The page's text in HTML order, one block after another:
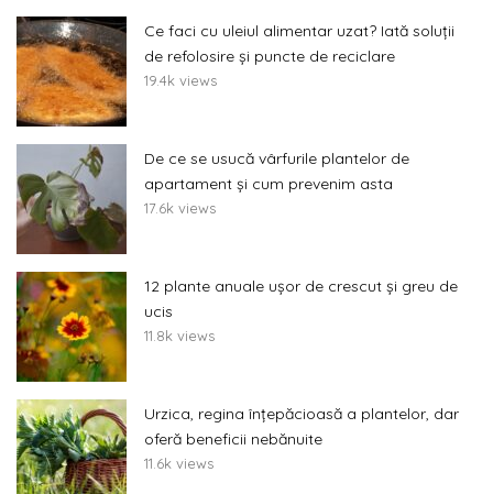
Ce faci cu uleiul alimentar uzat? Iată soluții
de refolosire și puncte de reciclare
19.4k views
De ce se usucă vârfurile plantelor de
apartament și cum prevenim asta
17.6k views
12 plante anuale ușor de crescut și greu de
ucis
11.8k views
Urzica, regina înțepăcioasă a plantelor, dar
oferă beneficii nebănuite
11.6k views